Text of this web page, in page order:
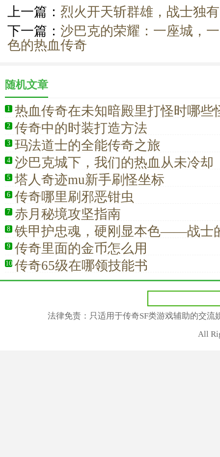
上一篇： 烈火开天斩群雄，战士独
下一篇： 沙巴克的荣耀：一座城，
色的热血传奇
随机文章
1
热血传奇在未知暗殿里打怪时哪些
打的？
2 传奇中的时装打造方法
3 玛法道士的全能传奇之旅
4 沙巴克城下，我们的热血从未冷却
5 塔人奇迹mu新手刷怪坐标
6 传奇哪里刷邪恶钳虫
7 赤月秘境攻坚指南
8 铁甲护忠魂，硬刚显本色——战士
9 传奇里面的金币怎么用
10 传奇65级在哪领技能书
法律免责：只适用于传奇SF类游戏辅助的交
All